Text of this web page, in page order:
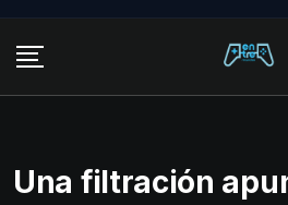
content
Una filtración